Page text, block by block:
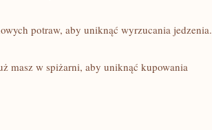
potraw, ⁤aby⁤ uniknąć⁤ wyrzucania jedzenia.
masz w spiżarni, ‌aby uniknąć kupowania